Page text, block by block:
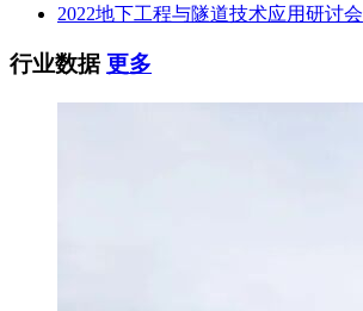
2022地下工程与隧道技术应用研讨会
行业数据更多